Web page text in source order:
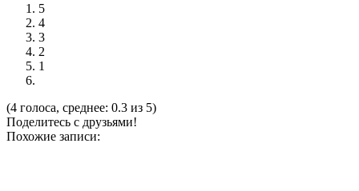
5
4
3
2
1
(4 голоса, среднее: 0.3 из 5)
Поделитесь с друзьями!
Похожие записи: